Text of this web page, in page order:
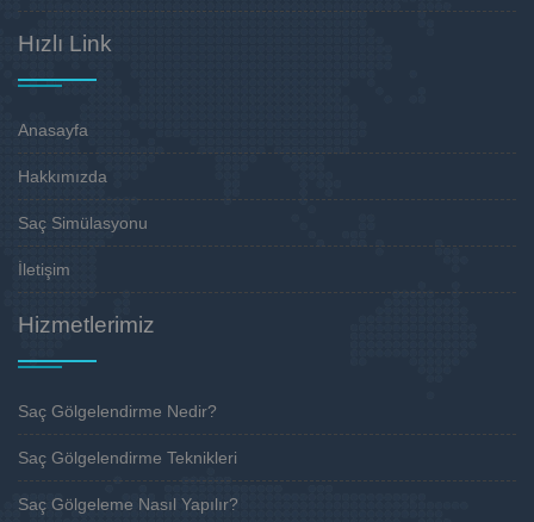
Hızlı Link
Anasayfa
Hakkımızda
Saç Simülasyonu
İletişim
Hizmetlerimiz
Saç Gölgelendirme Nedir?
Saç Gölgelendirme Teknikleri
Saç Gölgeleme Nasıl Yapılır?